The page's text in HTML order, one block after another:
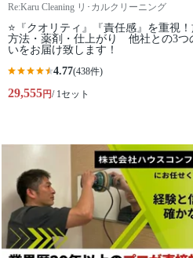
Re:Karu Cleaning リ･カルクリーニング
⭐『クオリティ』『責任感』を重視
方法・薬剤・仕上がり 他社との3つ
いをお届け致します！
4.77(438件)
29,555円/ 1セット